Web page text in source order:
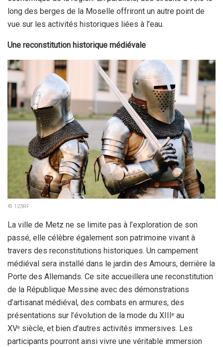
long des berges de la Moselle offriront un autre point de
vue sur les activités historiques liées à l’eau.
Une reconstitution historique médiévale
© 123RF
La ville de Metz ne se limite pas à l’exploration de son
passé, elle célèbre également son patrimoine vivant à
travers des reconstitutions historiques. Un campement
médiéval sera installé dans le jardin des Amours, derrière la
Porte des Allemands. Ce site accueillera une reconstitution
de la République Messine avec des démonstrations
d’artisanat médiéval, des combats en armures, des
présentations sur l’évolution de la mode du XIIIe au
XVe siècle, et bien d’autres activités immersives. Les
participants pourront ainsi vivre une véritable immersion